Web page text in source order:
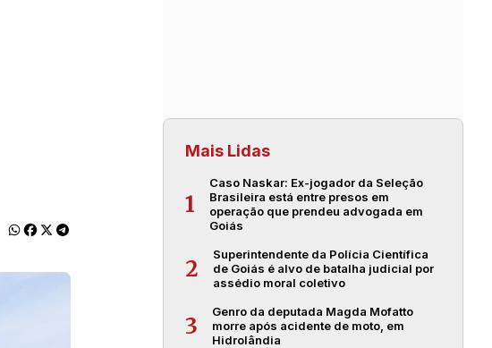
Mais Lidas
1
Caso Naskar: Ex-jogador da Seleção
Brasileira está entre presos em
operação que prendeu advogada em
Goiás
2
Superintendente da Polícia Científica
de Goiás é alvo de batalha judicial por
assédio moral coletivo
3
Genro da deputada Magda Mofatto
morre após acidente de moto, em
Hidrolândia